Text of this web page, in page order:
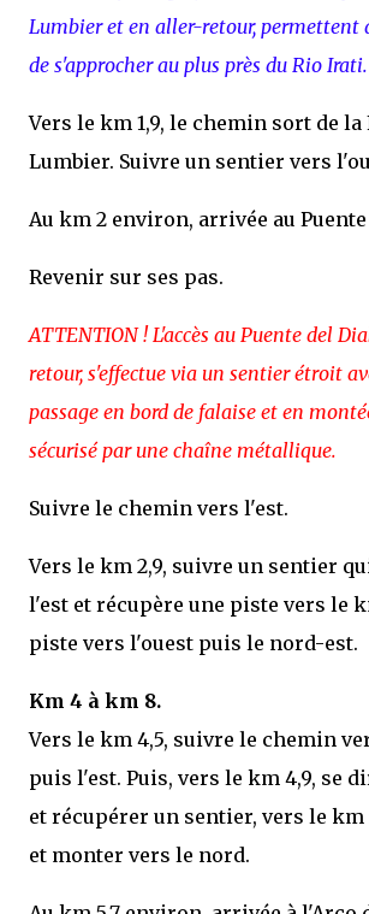
Lumbier et en aller-retour, permettent
de s'approcher au plus près du Rio Irati.
Vers le km 1,9, le chemin sort de la
Lumbier. Suivre un sentier vers
Au km 2 environ, arrivée au
Revenir sur ses pas.
ATTENTION ! L'accès au Puente del
retour, s'effectue via un sentier étroit
passage en bord de falaise et en
sécurisé par une chaîne métallique.
Suivre le chemin vers l'est.
Vers le km 2,9, suivre un sentier
l'est et récupère une piste vers le
piste vers l'ouest puis le nord-est.
Km 4 à km 8.
Vers le km 4,5, suivre le chemin
puis l'est. Puis, vers le km 4,9, se
et récupérer un sentier, vers le km
et monter vers le nord.